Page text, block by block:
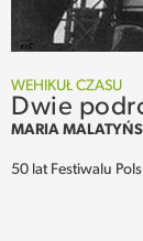
WEHIKUŁ CZASU
Dwie
MARIA
50 lat Festiwalu